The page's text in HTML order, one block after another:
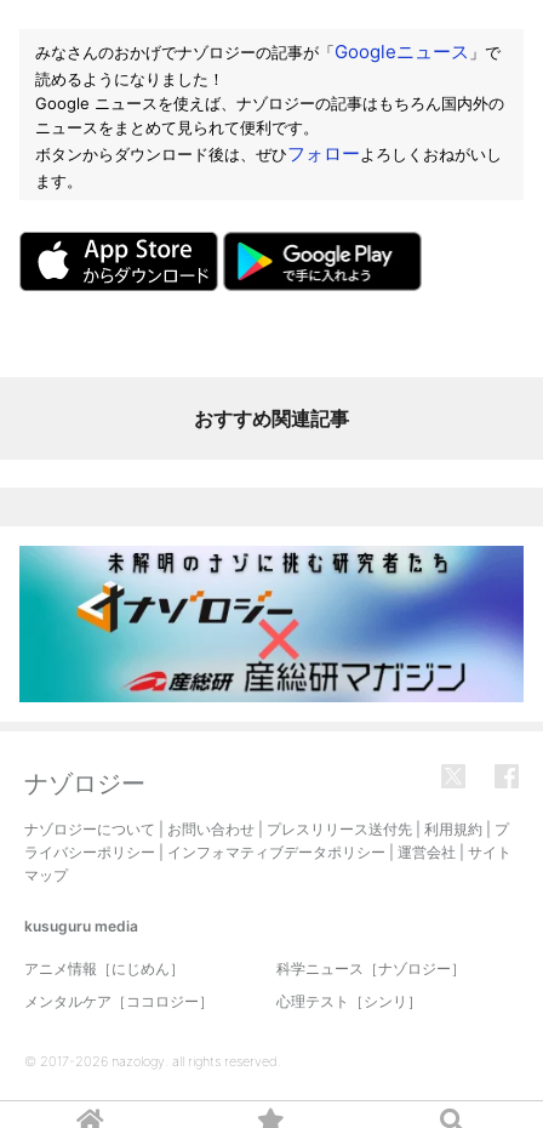
みなさんのおかげでナゾロジーの記事が「Googleニュース 」で
読めるようになりました！
Google ニュースを使えば、ナゾロジーの記事はもちろん国内外の
ニュースをまとめて見られて便利です。
ボタンからダウンロード後は、ぜひフォローよろしくおねがいし
ます。
おすすめ関連記事
ナゾロジー
ナゾロジーについて お問い合わせ プレスリリース送付先 利用規約
プ
ライバシーポリシー
インフォマティブデータポリシー 運営会社
サイト
マップ
kusuguru media
アニメ情報［にじめん］
科学ニュース［ナゾロジー］
メンタルケア［ココロジー］
心理テスト［シンリ］
© 2017-2026 nazology. all rights reserved.